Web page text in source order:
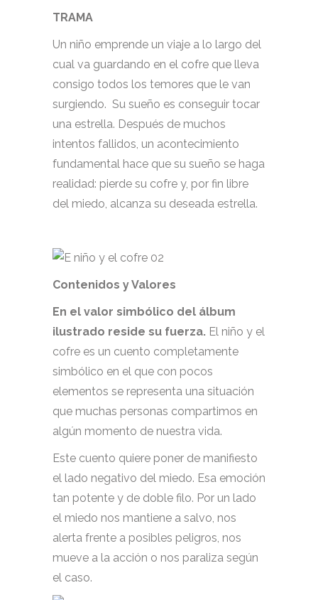
TRAMA
Un niño emprende un viaje a lo largo del
cual va guardando en el cofre que lleva
consigo todos los temores que le van
surgiendo. Su sueño es conseguir tocar
una estrella. Después de muchos
intentos fallidos, un acontecimiento
fundamental hace que su sueño se haga
realidad: pierde su cofre y, por fin libre
del miedo, alcanza su deseada estrella.
Contenidos y Valores
En el valor simbólico del álbum
ilustrado reside su fuerza. El niño y el
cofre es un cuento completamente
simbólico en el que con pocos
elementos se representa una situación
que muchas personas compartimos en
algún momento de nuestra vida.
Este cuento quiere poner de manifiesto
el lado negativo del miedo. Esa emoción
tan potente y de doble filo. Por un lado
el miedo nos mantiene a salvo, nos
alerta frente a posibles peligros, nos
mueve a la acción o nos paraliza según
el caso.